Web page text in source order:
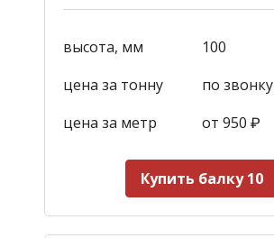
высота, мм
100
цена за тонну
по звонку
цена за метр
от 950 ₽
Купить балку 10